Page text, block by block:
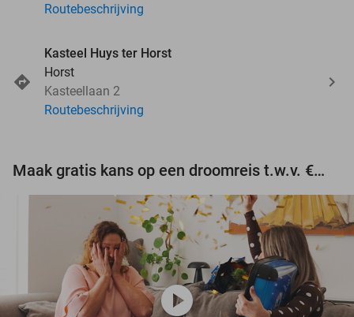
Routebeschrijving
Kasteel Huys ter Horst
Horst
Kasteellaan 2
Routebeschrijving
Maak gratis kans op een droomreis t.w.v. €3.000!
play_circle